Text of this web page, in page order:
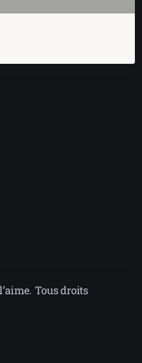
Tous droits